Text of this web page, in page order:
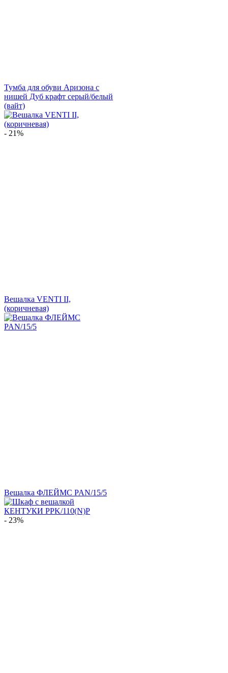
Тумба для обуви Аризона с
нишей Дуб крафт серый/белый
(вайт)
- 21%
Вешалка VENTI II,
(коричневая)
Вешалка ФЛЕЙМС PAN/15/5
- 23%